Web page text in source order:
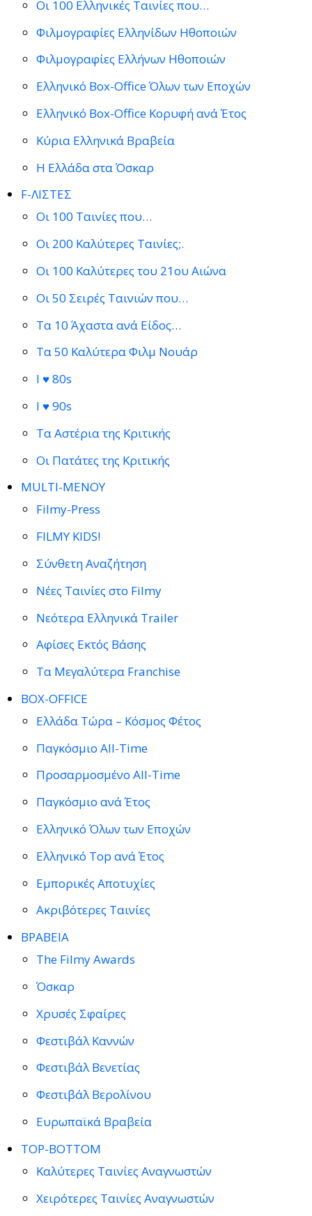
Οι 100 Ελληνικές Ταινίες που…
Φιλμογραφίες Ελληνίδων Ηθοποιών
Φιλμογραφίες Ελλήνων Ηθοποιών
Ελληνικό Box-Office Όλων των Εποχών
Ελληνικό Box-Office Κορυφή ανά Έτος
Κύρια Ελληνικά Βραβεία
Η Ελλάδα στα Όσκαρ
F-ΛΙΣΤΕΣ
Οι 100 Ταινίες που…
Οι 200 Καλύτερες Ταινίες;.
Οι 100 Καλύτερες του 21ου Αιώνα
Οι 50 Σειρές Ταινιών που…
Τα 10 Άχαστα ανά Είδος…
Τα 50 Καλύτερα Φιλμ Νουάρ
I ♥ 80s
I ♥ 90s
Τα Αστέρια της Κριτικής
Οι Πατάτες της Κριτικής
MULTI-ΜΕΝΟΥ
Filmy-Press
FILMY KIDS!
Σύνθετη Αναζήτηση
Νέες Ταινίες στο Filmy
Νεότερα Ελληνικά Trailer
Αφίσες Εκτός Βάσης
Τα Μεγαλύτερα Franchise
BOX-OFFICE
Ελλάδα Τώρα – Κόσμος Φέτος
Παγκόσμιο All-Time
Προσαρμοσμένο All-Time
Παγκόσμιο ανά Έτος
Ελληνικό Όλων των Εποχών
Ελληνικό Top ανά Έτος
Εμπορικές Αποτυχίες
Ακριβότερες Ταινίες
ΒΡΑΒΕΙΑ
The Filmy Awards
Όσκαρ
Χρυσές Σφαίρες
Φεστιβάλ Καννών
Φεστιβάλ Βενετίας
Φεστιβάλ Βερολίνου
Ευρωπαϊκά Βραβεία
TOP-BOTTOM
Καλύτερες Ταινίες Αναγνωστών
Χειρότερες Ταινίες Αναγνωστών